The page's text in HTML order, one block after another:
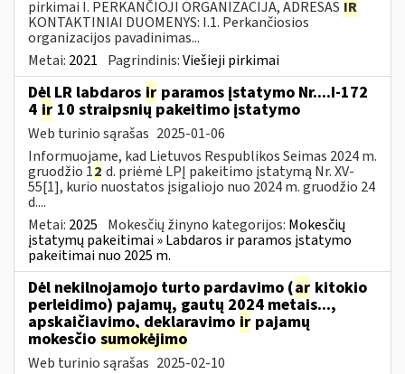
pirkimai I. PERKANČIOJI ORGANIZACIJA, ADRESAS IR
KONTAKTINIAI DUOMENYS: I.1. Perkančiosios
organizacijos pavadinimas...
Metai: 2021 Pagrindinis:Viešieji pirkimai
Dėl LR labdaros ir paramos įstatymo Nr....I-172
4 ir 10 straipsnių pakeitimo įstatymo
Web turinio sąrašas 2025-01-06
Informuojame, kad Lietuvos Respublikos Seimas 2024 m.
gruodžio 12 d. priėmė LPĮ pakeitimo įstatymą Nr. XV-
55[1], kurio nuostatos įsigaliojo nuo 2024 m. gruodžio 24
d....
Metai: 2025 Mokesčių žinyno kategorijos: Mokesčių
įstatymų pakeitimai » Labdaros ir paramos įstatymo
pakeitimai nuo 2025 m.
Dėl nekilnojamojo turto pardavimo (ar kitokio
perleidimo) pajamų, gautų 2024 metais...,
apskaičiavimo, deklaravimo ir pajamų
mokesčio sumokėjimo
Web turinio sąrašas 2025-02-10